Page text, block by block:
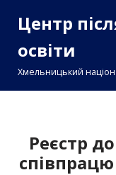
до
вмісту
Центр
освіти
Хмельницький
Реєстр